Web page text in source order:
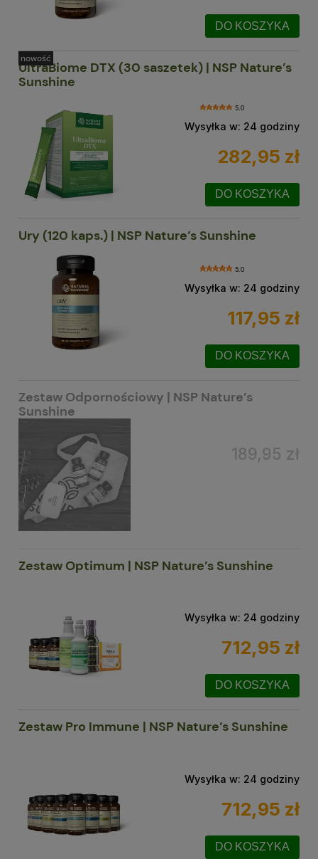
DO KOSZYKA
UltraBiome DTX (30 saszetek) | NSP Nature’s
Sunshine
5.0
Wysyłka w: 24 godziny
282,95 zł
DO KOSZYKA
nowość
Ury (120 kaps.) | NSP Nature’s Sunshine
5.0
Wysyłka w: 24 godziny
117,95 zł
DO KOSZYKA
Zestaw Odpornościowy | NSP Nature’s
Sunshine
189,95 zł
Zestaw Optimum | NSP Nature’s Sunshine
Wysyłka w: 24 godziny
712,95 zł
DO KOSZYKA
Zestaw Pro Immune | NSP Nature’s Sunshine
Wysyłka w: 24 godziny
712,95 zł
DO KOSZYKA